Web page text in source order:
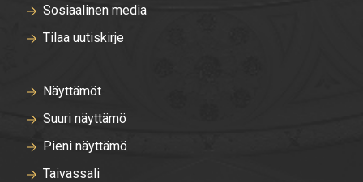
Sosiaalinen media
Tilaa uutiskirje
Näyttämöt
Suuri näyttämö
Pieni näyttämö
Taivassali